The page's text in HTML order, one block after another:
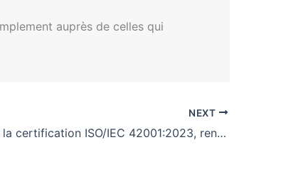
auprès de celles qui
NEXT
AARC 360 obtient la certification ISO/IEC 42001:2023, renforçant son leadership en gouvernance de l’IA